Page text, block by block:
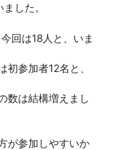
した。
回は18人と、いま
初参加者12名と、
数は結構増えまし
が参加しやすいか